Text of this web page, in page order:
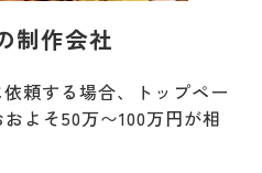
制作会社
頼する場合、トップペー
よそ50万〜100万円が相